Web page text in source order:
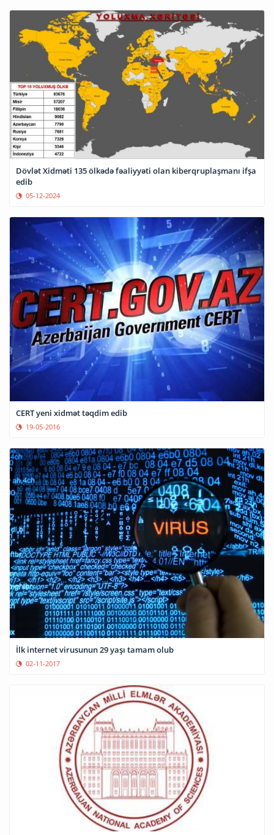
Dövlət Xidməti 135 ölkədə fəaliyyəti olan kiberqruplaşmanı ifşa
edib
05-12-2024
CERT yeni xidmət təqdim edib
19-05-2016
İlk internet virusunun 29 yaşı tamam olub
02-11-2017